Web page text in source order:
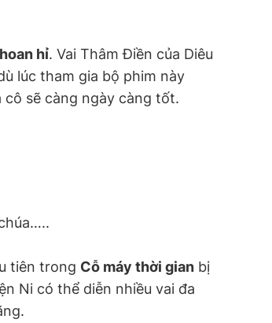
hỉ. Vai Thâm Điền của Diêu
lúc tham gia bộ phim này
cô sẽ càng ngày càng tốt.
tiên trong Cỗ máy thời gian bị
Ni có thể diễn nhiều vai đa